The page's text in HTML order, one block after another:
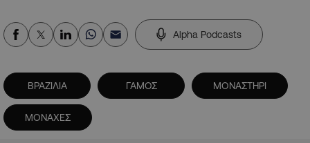
Alpha Podcasts
ΒΡΑΖΙΛΙΑ ΓΑΜΟΣ ΜΟΝΑΣΤΗΡΙ
ΜΟΝΑΧΕΣ